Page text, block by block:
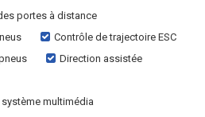
portes à distance
Contrôle de trajectoire ESC
Direction assistée
multimédia